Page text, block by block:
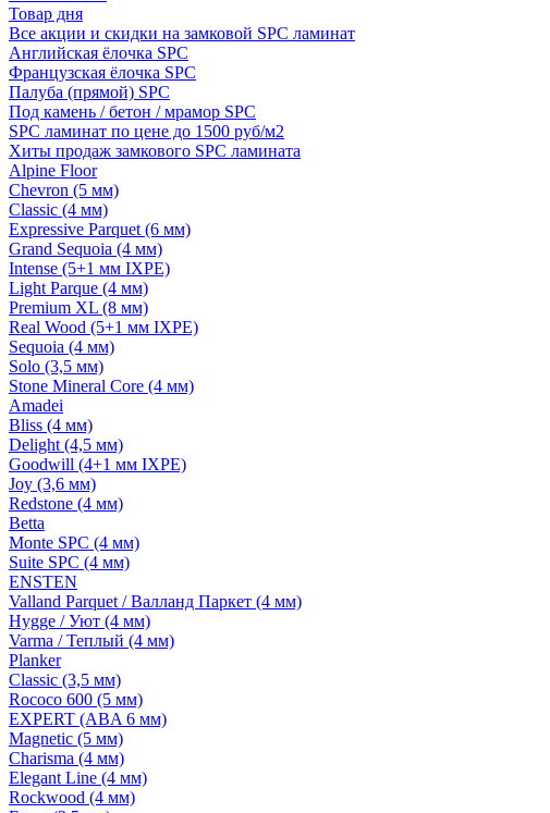
Товар дня
Все акции и скидки на замковой SPC ламинат
Английская ёлочка SPC
Французская ёлочка SPC
Палуба (прямой) SPC
Под камень / бетон / мрамор SPC
SPC ламинат по цене до 1500 руб/м2
Хиты продаж замкового SPC ламината
Alpine Floor
Chevron (5 мм)
Classic (4 мм)
Expressive Parquet (6 мм)
Grand Sequoia (4 мм)
Intense (5+1 мм IXPE)
Light Parque (4 мм)
Premium XL (8 мм)
Real Wood (5+1 мм IXPE)
Sequoia (4 мм)
Solo (3,5 мм)
Stone Mineral Core (4 мм)
Amadei
Bliss (4 мм)
Delight (4,5 мм)
Goodwill (4+1 мм IXPE)
Joy (3,6 мм)
Redstone (4 мм)
Betta
Monte SPC (4 мм)
Suite SPC (4 мм)
ENSTEN
Valland Parquet / Валланд Паркет (4 мм)
Hygge / Уют (4 мм)
Varma / Теплый (4 мм)
Planker
Classic (3,5 мм)
Rococo 600 (5 мм)
EXPERT (ABA 6 мм)
Magnetic (5 мм)
Charisma (4 мм)
Elegant Line (4 мм)
Rockwood (4 мм)